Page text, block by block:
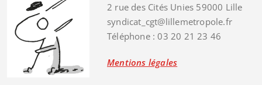
2 rue des Cités Unies 59000 Lille
syndicat_cgt@lillemetropole.fr
Téléphone : 03 20 21 23 46
Mentions légales